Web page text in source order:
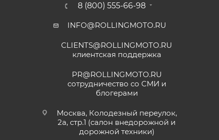
8 (800) 555-66-98
INFO@ROLLINGMOTO.RU
CLIENTS@ROLLINGMOTO.RU
клиентская поддержка
PR@ROLLINGMOTO.RU
сотрудничество со СМИ и
блогерами
Москва, Колодезный переулок,
2а, стр.1 (салон внедорожной и
дорожной техники)